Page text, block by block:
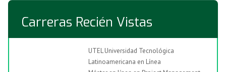
Carreras Recién Vistas
UTEL Universidad Tecnológica
Latinoamericana en Línea